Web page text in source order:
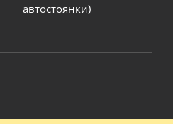
автостоянки)